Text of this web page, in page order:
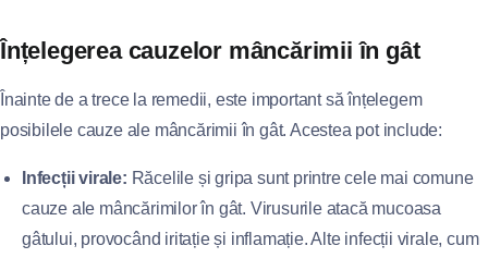
Înțelegerea cauzelor mâncărimii în gât
Înainte de a trece la remedii, este important să înțelegem
posibilele cauze ale mâncărimii în gât. Acestea pot include:
Infecții virale: Răcelile și gripa sunt printre cele mai comune
cauze ale mâncărimilor în gât. Virusurile atacă mucoasa
gâtului, provocând iritație și inflamație. Alte infecții virale, cum